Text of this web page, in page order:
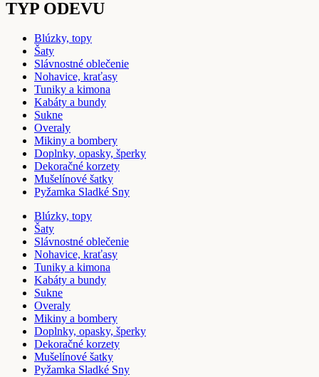
TYP ODEVU
Blúzky, topy
Šaty
Slávnostné oblečenie
Nohavice, kraťasy
Tuniky a kimona
Kabáty a bundy
Sukne
Overaly
Mikiny a bombery
Doplnky, opasky, šperky
Dekoračné korzety
Mušelínové šatky
Pyžamka Sladké Sny
Blúzky, topy
Šaty
Slávnostné oblečenie
Nohavice, kraťasy
Tuniky a kimona
Kabáty a bundy
Sukne
Overaly
Mikiny a bombery
Doplnky, opasky, šperky
Dekoračné korzety
Mušelínové šatky
Pyžamka Sladké Sny